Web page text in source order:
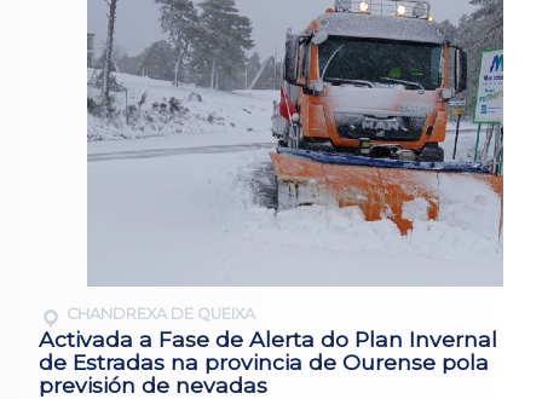
CHANDREXA DE QUEIXA
Activada a Fase de Alerta do Plan Invernal
de Estradas na provincia de Ourense pola
previsión de nevadas